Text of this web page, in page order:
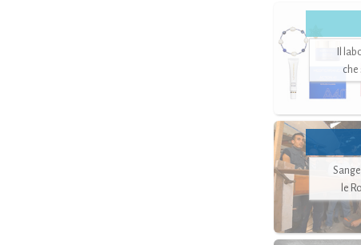
Il
che
le